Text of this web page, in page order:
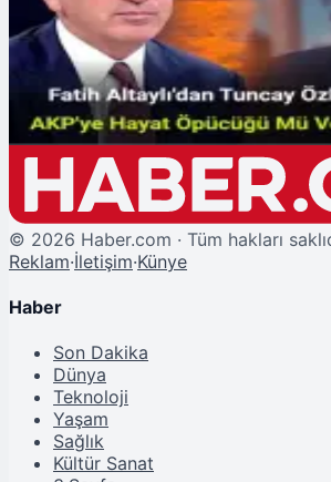
Fatih Altaylı'dan Tuncay Özkan Yorumu: AKP'ye
Vermek İstedi?
© 2026 Haber.com · Tüm hakları
Reklam·İletişim·Künye
Haber
Son Dakika
Dünya
Teknoloji
Yaşam
Sağlık
Kültür Sanat